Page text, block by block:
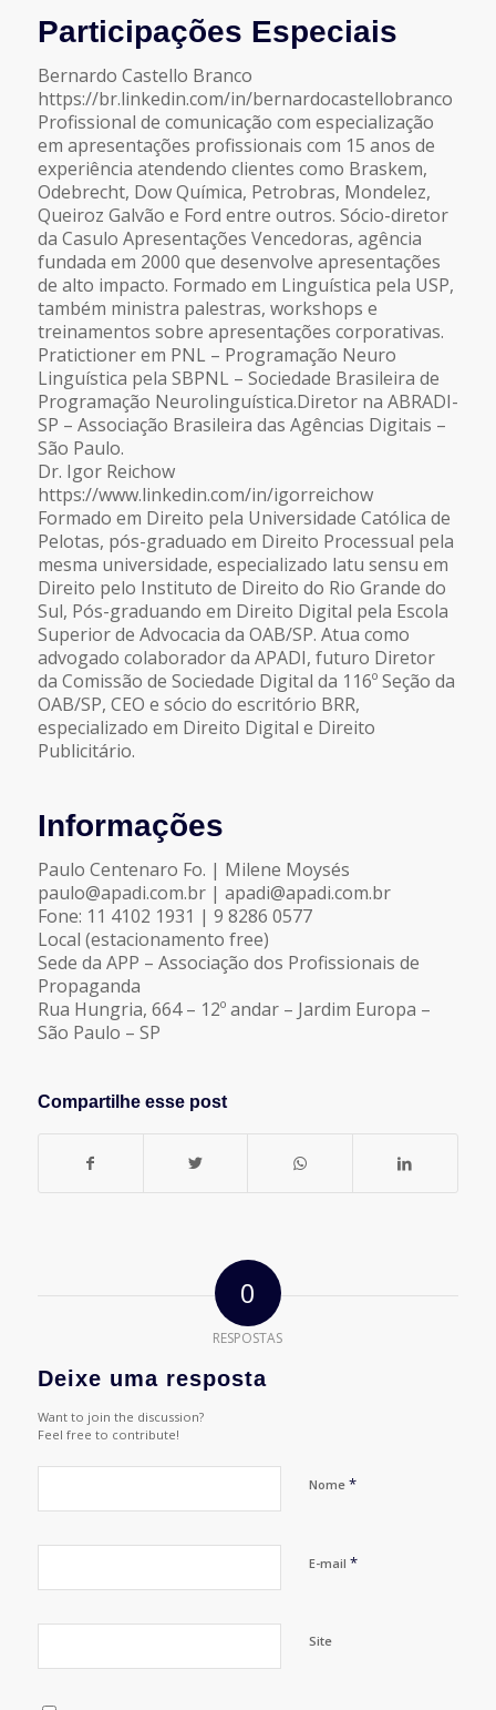
Participações Especiais
Bernardo Castello Branco
https://br.linkedin.com/in/bernardocastellobranco
Profissional de comunicação com especialização
em apresentações profissionais com 15 anos de
experiência atendendo clientes como Braskem,
Odebrecht, Dow Química, Petrobras, Mondelez,
Queiroz Galvão e Ford entre outros. Sócio-diretor
da Casulo Apresentações Vencedoras, agência
fundada em 2000 que desenvolve apresentações
de alto impacto. Formado em Linguística pela USP,
também ministra palestras, workshops e
treinamentos sobre apresentações corporativas.
Pratictioner em PNL – Programação Neuro
Linguística pela SBPNL – Sociedade Brasileira de
Programação Neurolinguística.Diretor na ABRADI-
SP – Associação Brasileira das Agências Digitais –
São Paulo.
Dr. Igor Reichow
https://www.linkedin.com/in/igorreichow
Formado em Direito pela Universidade Católica de
Pelotas, pós-graduado em Direito Processual pela
mesma universidade, especializado latu sensu em
Direito pelo Instituto de Direito do Rio Grande do
Sul, Pós-graduando em Direito Digital pela Escola
Superior de Advocacia da OAB/SP. Atua como
advogado colaborador da APADI, futuro Diretor
da Comissão de Sociedade Digital da 116º Seção da
OAB/SP, CEO e sócio do escritório BRR,
especializado em Direito Digital e Direito
Publicitário.
Informações
Paulo Centenaro Fo. | Milene Moysés
paulo@apadi.com.br | apadi@apadi.com.br
Fone: 11 4102 1931 | 9 8286 0577
Local (estacionamento free)
Sede da APP – Associação dos Profissionais de
Propaganda
Rua Hungria, 664 – 12º andar – Jardim Europa –
São Paulo – SP
Compartilhe esse post
0
RESPOSTAS
Deixe uma resposta
Want to join the discussion?
Feel free to contribute!
Nome *
E-mail *
Site